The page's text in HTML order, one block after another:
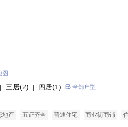
图
| 三居(2) | 四居(1) 全部户型
地产 五证齐全 普通住宅 商业街商铺